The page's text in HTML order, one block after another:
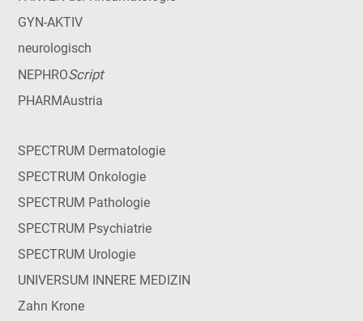
GYN-AKTIV
neurologisch
NEPHROScript
PHARMAustria
SPECTRUM Dermatologie
SPECTRUM Onkologie
SPECTRUM Pathologie
SPECTRUM Psychiatrie
SPECTRUM Urologie
UNIVERSUM INNERE MEDIZIN
Zahn Krone